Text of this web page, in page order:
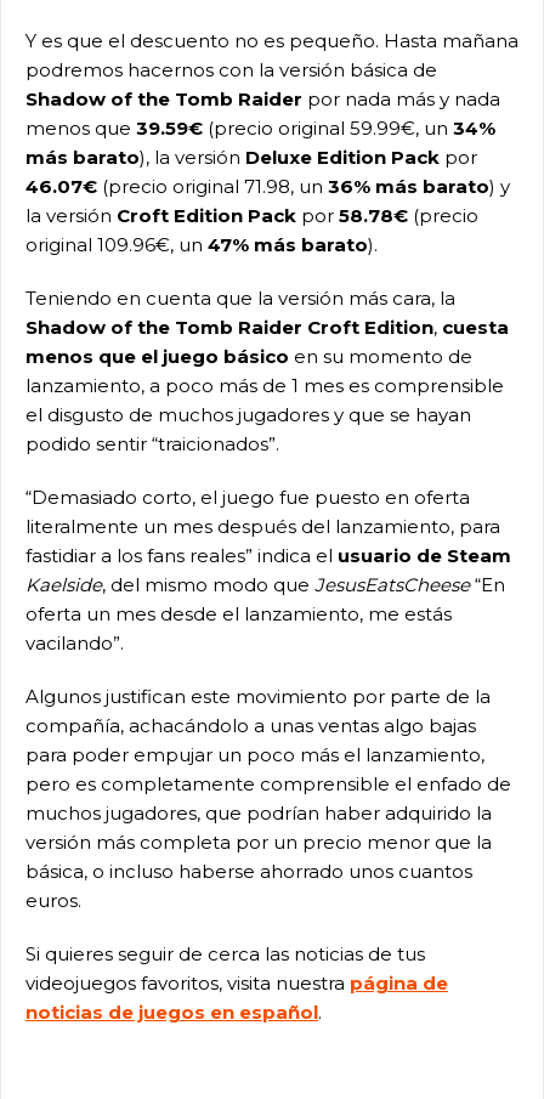
Y es que el descuento no es pequeño. Hasta mañana
podremos hacernos con la versión básica de
Shadow of the Tomb Raider por nada más y nada
menos que 39.59€ (precio original 59.99€, un 34%
más barato), la versión Deluxe Edition Pack por
46.07€ (precio original 71.98, un 36% más barato) y
la versión Croft Edition Pack por 58.78€ (precio
original 109.96€, un 47% más barato).
Teniendo en cuenta que la versión más cara, la
Shadow of the Tomb Raider Croft Edition, cuesta
menos que el juego básico en su momento de
lanzamiento, a poco más de 1 mes es comprensible
el disgusto de muchos jugadores y que se hayan
podido sentir “traicionados”.
“Demasiado corto, el juego fue puesto en oferta
literalmente un mes después del lanzamiento, para
fastidiar a los fans reales” indica el usuario de Steam
Kaelside, del mismo modo que JesusEatsCheese“En
oferta un mes desde el lanzamiento, me estás
vacilando”.
Algunos justifican este movimiento por parte de la
compañía, achacándolo a unas ventas algo bajas
para poder empujar un poco más el lanzamiento,
pero es completamente comprensible el enfado de
muchos jugadores, que podrían haber adquirido la
versión más completa por un precio menor que la
básica, o incluso haberse ahorrado unos cuantos
euros.
Si quieres seguir de cerca las noticias de tus
videojuegos favoritos, visita nuestra página de
noticias de juegos en español.